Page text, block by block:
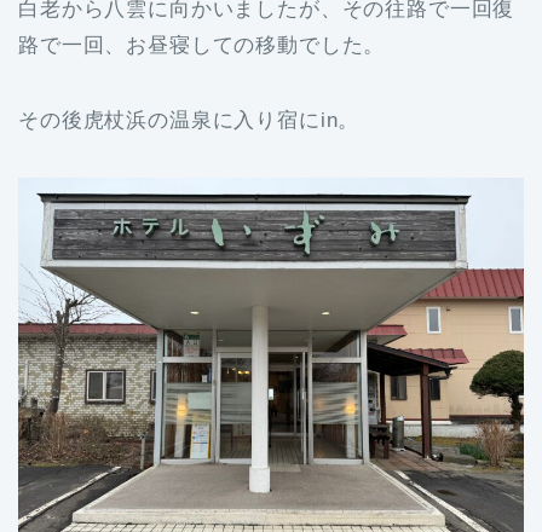
白老から八雲に向かいましたが、その往路で一回復
路で一回、お昼寝しての移動でした。
その後虎杖浜の温泉に入り宿にin。